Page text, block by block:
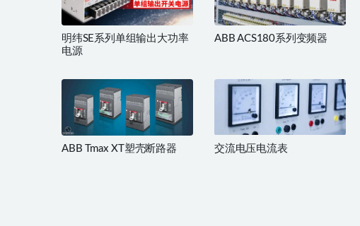
明纬SE系列单组输出大功率
电源
ABB ACS180系列变频器
ABB Tmax XT塑壳断路器 交流电压电流表